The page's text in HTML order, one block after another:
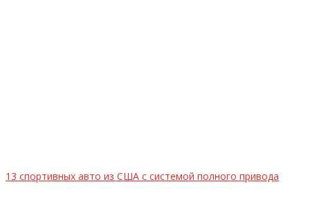
13 спортивных авто из США с системой полного привода